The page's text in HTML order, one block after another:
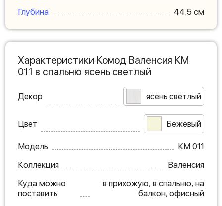
Глубина
44.5 см
Характеристики Комод Валенсия КМ
011 в спальню ясень светлый
Декор ясень светлый
Цвет Бежевый
Модель
КМ 011
Коллекция
Валенсия
Куда можно
поставить
в прихожую, в спальню, на
балкон, офисный